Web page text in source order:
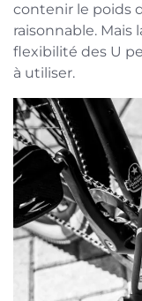
contenir le poids
raisonnable. Mais
flexibilité des U
à utiliser.